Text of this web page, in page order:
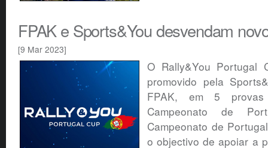
FPAK e Sports&You desvendam
[9 Mar 2023]
O Rally&You
promovido pela
FPAK, em 5
Campeonato de
Campeonato de
o objectivo de apoiar a